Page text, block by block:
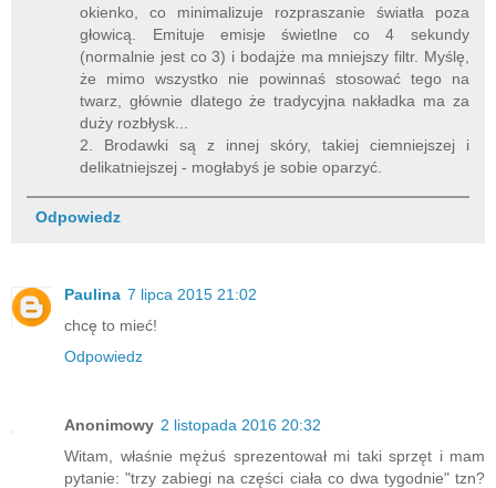
okienko, co minimalizuje rozpraszanie światła poza
głowicą. Emituje emisje świetlne co 4 sekundy
(normalnie jest co 3) i bodajże ma mniejszy filtr. Myślę,
że mimo wszystko nie powinnaś stosować tego na
twarz, głównie dlatego że tradycyjna nakładka ma za
duży rozbłysk...
2. Brodawki są z innej skóry, takiej ciemniejszej i
delikatniejszej - mogłabyś je sobie oparzyć.
Odpowiedz
Paulina 7 lipca 2015 21:02
chcę to mieć!
Odpowiedz
Anonimowy 2 listopada 2016 20:32
Witam, właśnie mężuś sprezentował mi taki sprzęt i mam
pytanie: "trzy zabiegi na części ciała co dwa tygodnie" tzn?